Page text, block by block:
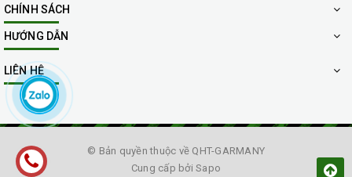
CHÍNH SÁCH
HƯỚNG DẪN
LIÊN HỆ
© Bản quyền thuộc về QHT-GARMANY
Cung cấp bởiSapo